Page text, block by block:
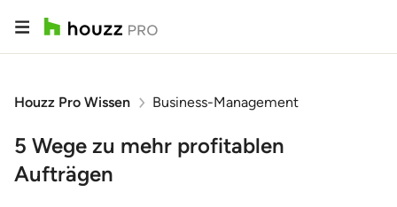
Houzz Pro Wissen Business-Management
5 Wege zu mehr profitablen
Aufträgen